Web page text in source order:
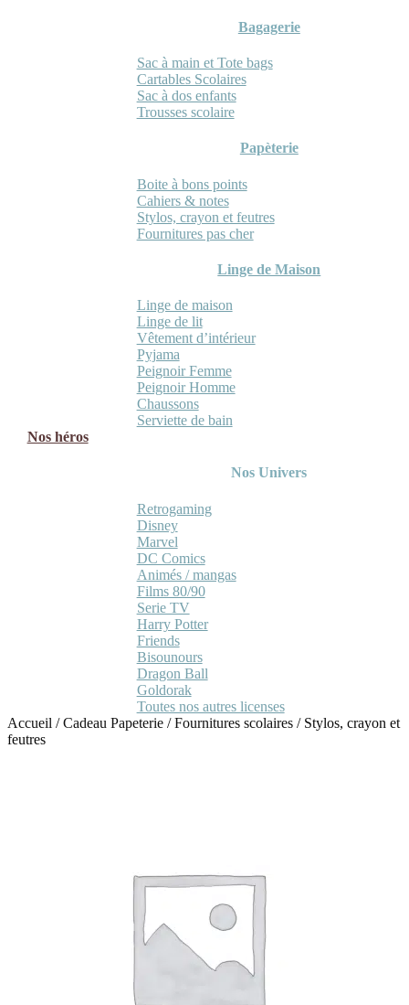
Bagagerie
Sac à main et Tote bags
Cartables Scolaires
Sac à dos enfants
Trousses scolaire
Papèterie
Boite à bons points
Cahiers & notes
Stylos, crayon et feutres
Fournitures pas cher
Linge de Maison
Linge de maison
Linge de lit
Vêtement d’intérieur
Pyjama
Peignoir Femme
Peignoir Homme
Chaussons
Serviette de bain
Nos héros
Nos Univers
Retrogaming
Disney
Marvel
DC Comics
Animés / mangas
Films 80/90
Serie TV
Harry Potter
Friends
Bisounours
Dragon Ball
Goldorak
Toutes nos autres licenses
Accueil /Cadeau Papeterie /Fournitures scolaires / Stylos, crayon et
feutres